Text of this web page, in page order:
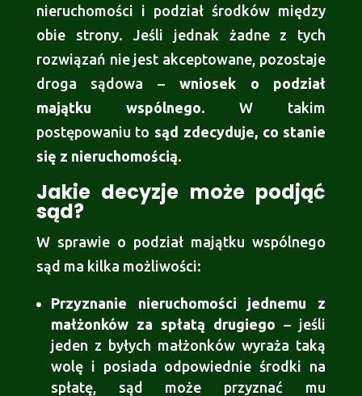
nieruchomości i podział środków między
obie strony. Jeśli jednak żadne z tych
rozwiązań nie jest akceptowane, pozostaje
droga sądowa – wniosek o podział
majątku wspólnego. W takim
postępowaniu to sąd zdecyduje, co stanie
się z nieruchomością.
Jakie decyzje może podjąć
sąd?
W sprawie o podział majątku wspólnego
sąd ma kilka możliwości:
Przyznanie nieruchomości jednemu z
małżonków za spłatą drugiego – jeśli
jeden z byłych małżonków wyraża taką
wolę i posiada odpowiednie środki na
spłatę, sąd może przyznać mu